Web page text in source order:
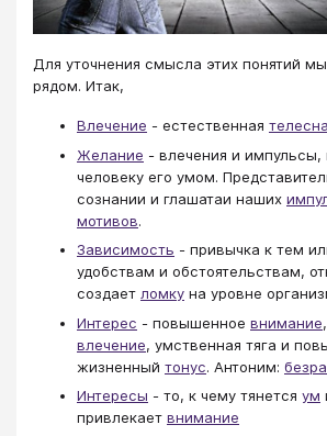
Для уточнения смысла этих понятий
рядом. Итак,
Влечение - естественная
Желание - влечения и
человеку его умом.
сознании и глашатаи наших
мотивов.
Зависимость - привычка к тем
удобствам и обстоятельствам,
создает ломку на уровне
Интерес - повышенное внимание
влечение, умственная тяга и
жизненный тонус. Антоним:
Интересы - то, к чему тянется ум
привлекает внимание